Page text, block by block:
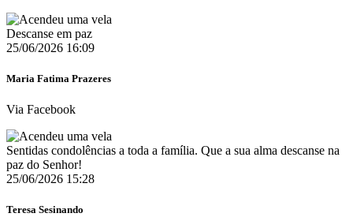
Descanse em paz
25/06/2026 16:09
Maria Fatima Prazeres
Via Facebook
Sentidas condolências a toda a família. Que a sua alma descanse na
paz do Senhor!
25/06/2026 15:28
Teresa Sesinando